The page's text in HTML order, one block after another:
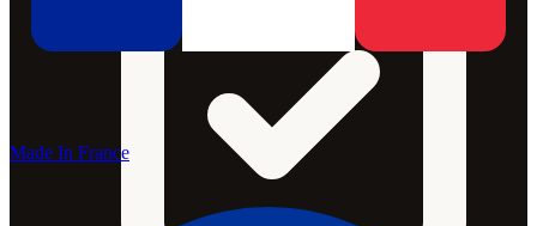
Made In France